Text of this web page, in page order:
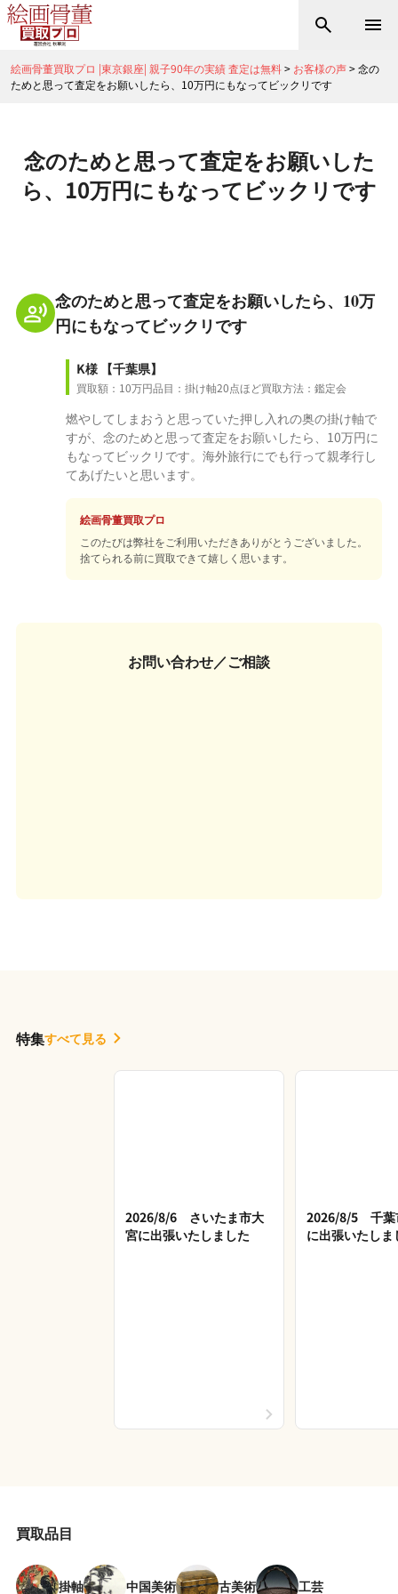
絵画骨董買取プロ |東京銀座| 親子90年の実績 査定は無料> お客様の声>念の
ためと思って査定をお願いしたら、10万円にもなってビックリです
念のためと思って査定をお願いした
ら、10万円にもなってビックリです
念のためと思って査定をお願いしたら、10万
円にもなってビックリです
K様 【千葉県】
買取額：10万円品目：掛け軸20点ほど買取方法：鑑定会
燃やしてしまおうと思っていた押し入れの奥の掛け軸で
すが、念のためと思って査定をお願いしたら、10万円に
もなってビックリです。海外旅行にでも行って親孝行し
てあげたいと思います。
絵画骨董買取プロ
このたびは弊社をご利用いただきありがとうございました。
捨てられる前に買取できて嬉しく思います。
お問い合わせ／ご相談
特集すべて見る
2026/8/6 さいたま市大
宮に出張いたしました
2026/8/5 千葉
に出張いたしま
買取品目
掛軸 中国美術 古美術 工芸